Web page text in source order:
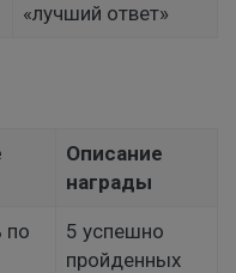
«лучший ответ»
Описание
награды
по
5 успешно
пройденных